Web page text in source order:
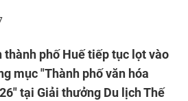
phố Huế tiếp tục lọt vào
mục "Thành phố văn hóa
tại Giải thưởng Du lịch Thế